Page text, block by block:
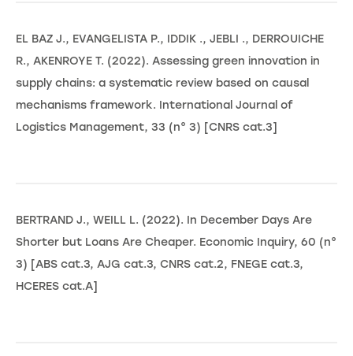
EL BAZ J., EVANGELISTA P., IDDIK ., JEBLI ., DERROUICHE
R., AKENROYE T. (2022). Assessing green innovation in
supply chains: a systematic review based on causal
mechanisms framework. International Journal of
Logistics Management, 33 (n° 3) [CNRS cat.3]
BERTRAND J., WEILL L. (2022). In December Days Are
Shorter but Loans Are Cheaper. Economic Inquiry, 60 (n°
3) [ABS cat.3, AJG cat.3, CNRS cat.2, FNEGE cat.3,
HCERES cat.A]